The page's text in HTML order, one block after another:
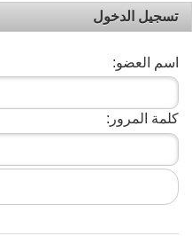
تسجيل الدخول
اسم العضو:
كلمة المرور: